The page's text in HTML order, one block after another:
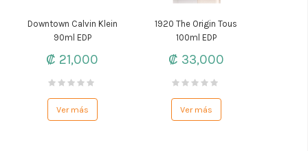
Downtown Calvin Klein
90ml EDP
₡ 21,000
Ver más
1920 The Origin Tous
100ml EDP
₡ 33,000
Ver más